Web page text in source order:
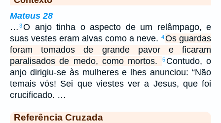
Mateus 28
… 3O anjo tinha o aspecto de um relâmpago, e
suas vestes eram alvas como a neve. 4Os guardas
foram tomados de grande pavor e ficaram
paralisados de medo, como mortos.
5 Contudo, o
anjo dirigiu-se às mulheres e lhes anunciou: “Não
temais vós! Sei que viestes ver a Jesus, que foi
crucificado. …
Referência Cruzada